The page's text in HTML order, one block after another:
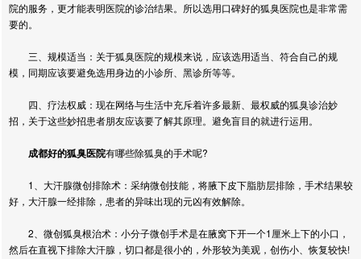
院的服务，更才能表明医院的诊治结果。所以选用口碑好的狐臭医院也是非常需
要的。
三、规模适当：关于狐臭医院的规模来说，应该选用适当、符合自己的规
模，同期应该要避免选用身边的小诊所、黑诊所等等。
四、疗法权威：现在网络与生活中充斥着许多最新、最权威的狐臭诊治妙
招，关于这些妙招患者朋友应该要了解其原理。避免盲目的就进行运用。
成都好的狐臭医院有哪些除狐臭的手术呢?
1
、大汗腺微创排除术：采纳微创技能，将腋下皮下脂肪层排除，手术结果较
好，大汗腺一经排除，患者的异味出现的元凶有效解除。
2 、微创狐臭根治术：小分子微创手术是在腋窝下开一个1厘米上下的小口，
然后在直视下排除大汗腺，切口都是很小的，外形较为美观，创伤小、恢复较快!